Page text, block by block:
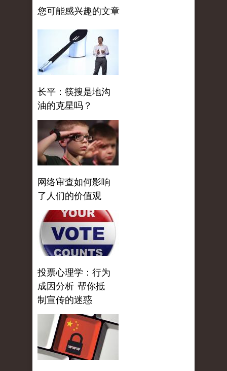
您可能感兴趣的文章
长平：筷搜是地沟
油的克星吗？
网络审查如何影响
了人们的价值观
投票心理学：行为
成因分析 帮你抵
制宣传的迷惑